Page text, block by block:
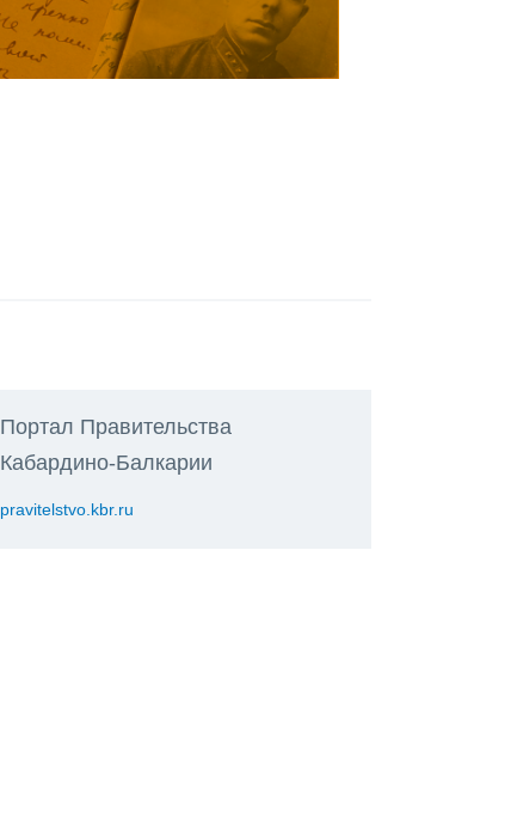
Портал Правительства
Кабардино-Балкарии
pravitelstvo.kbr.ru